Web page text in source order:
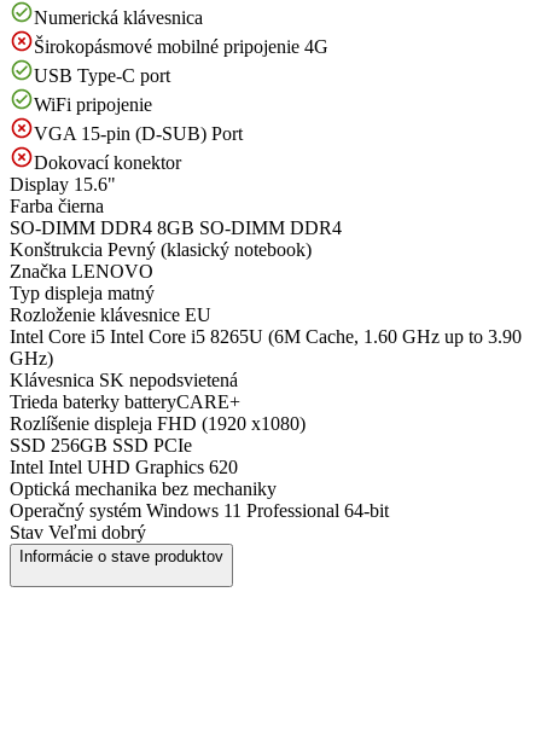
Numerická klávesnica
Širokopásmové mobilné pripojenie 4G
USB Type-C port
WiFi pripojenie
VGA 15-pin (D-SUB) Port
Dokovací konektor
Display 15.6"
Farba čierna
SO-DIMM DDR4 8GB SO-DIMM DDR4
Konštrukcia Pevný (klasický notebook)
Značka LENOVO
Typ displeja matný
Rozloženie klávesnice EU
Intel Core i5 Intel Core i5 8265U (6M Cache, 1.60 GHz up to 3.90
GHz)
Klávesnica SK nepodsvietená
Trieda baterky batteryCARE+
Rozlíšenie displeja FHD (1920 x1080)
SSD 256GB SSD PCIe
Intel Intel UHD Graphics 620
Optická mechanika bez mechaniky
Operačný systém Windows 11 Professional 64-bit
Stav Veľmi dobrý
Informácie o stave produktov